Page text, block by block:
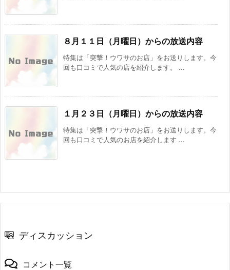
８月１１日（月曜日）からの放送内容
特集は「突撃！ウワサのお店」をお送りします。今
回も口コミで人気の店を紹介します。 ...
１月２３日（月曜日）からの放送内容
特集は「突撃！ウワサのお店」をお送りします。今
回も口コミで人気のお店を紹介します ...
ディスカッション
コメント一覧